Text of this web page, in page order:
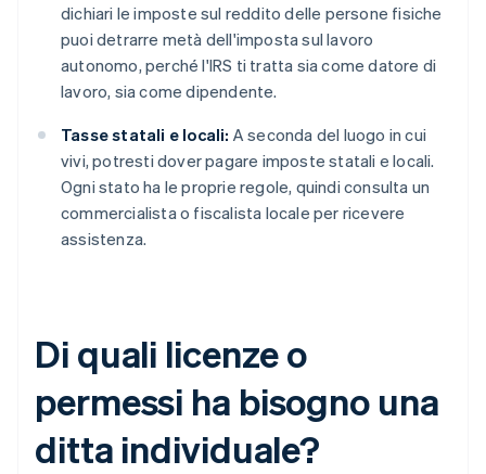
dichiari le imposte sul reddito delle persone fisiche
puoi detrarre metà dell'imposta sul lavoro
autonomo, perché l'IRS ti tratta sia come datore di
lavoro, sia come dipendente.
Tasse statali e locali: A seconda del luogo in cui
vivi, potresti dover pagare imposte statali e locali.
Ogni stato ha le proprie regole, quindi consulta un
commercialista o fiscalista locale per ricevere
assistenza.
Di quali licenze o
permessi ha bisogno una
ditta individuale?